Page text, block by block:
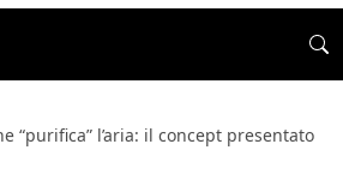
“purifica” l’aria: il concept presentato